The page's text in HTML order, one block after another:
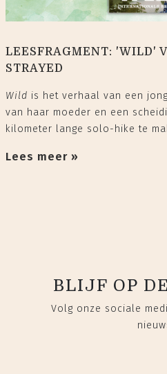
LEESFRAGMENT: 'WILD'
STRAYED
Wild is het verhaal van een
van haar moeder en een
kilometer lange solo-hike te
Lees meer »
BLIJF OP
Volg onze sociale